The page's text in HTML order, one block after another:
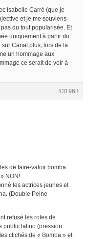
Isabelle Carré (que je
et je me souviens
du tout popularisée. Et
uniquement à partir du
sur Canal plus, lors de la
un hommage aux
ce serait de voir à
#31963
de faire-valoir bomba
NON!
les actrices jeunes et
(Double Peine
refusé les roles de
public latino (pression
clichés de « Bomba » et